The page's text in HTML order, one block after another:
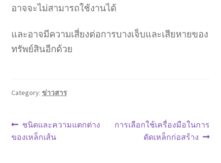
อาจจะไม่สามารถใช้งานได้
และอาจมีความเสี่ยงต่อการบางเจ็บและเสียหายของ
ทรัพย์สินอีกด้วย
Category: ข่าวสาร
แนะแนว
เรื่อง
Previous
post:
ชนิดและความแตกต่าง
ของเหล็กเส้น
Next
การเลือกใช้เครื่องมือในการ
ดัดเหล็กก่อสร้าง